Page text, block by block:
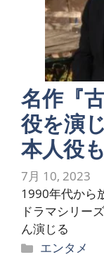
名作『
役を演
本人役も
7月 10, 2023
1990年代から
ドラマシリー
ん演じる
カ
エンタメ